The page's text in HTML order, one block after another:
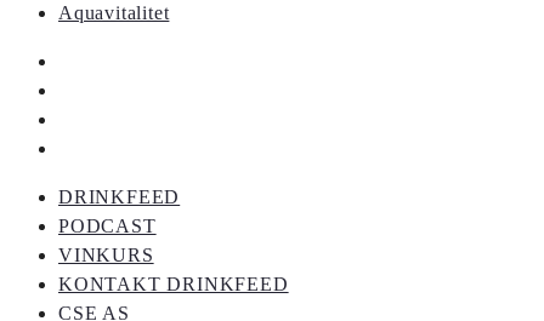
Aquavitalitet
DRINKFEED
PODCAST
VINKURS
KONTAKT DRINKFEED
CSE AS